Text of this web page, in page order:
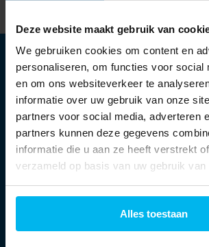
Deze website maakt gebruik van
We gebruiken cookies om content en
personaliseren, om functies voor social
en om ons websiteverkeer te
informatie over uw gebruik van onze
partners voor social media, adverteren
partners kunnen deze gegevens
informatie die u aan ze heeft verstrekt
verzameld op basis van uw gebruik
Alles toestaan
Openingstijden:
Ma:
13:30 - 18:00 uur
Di t/m vr:09:30 - 18:00 uur
Za:
09:00 - 17:00 uur